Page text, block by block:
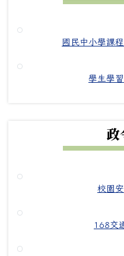
國民中小學課
學生學
政
校園
168交